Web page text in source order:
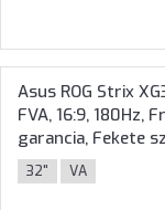
Asus ROG Strix
FVA, 16:9, 180Hz,
garancia, Fekete
32" VA